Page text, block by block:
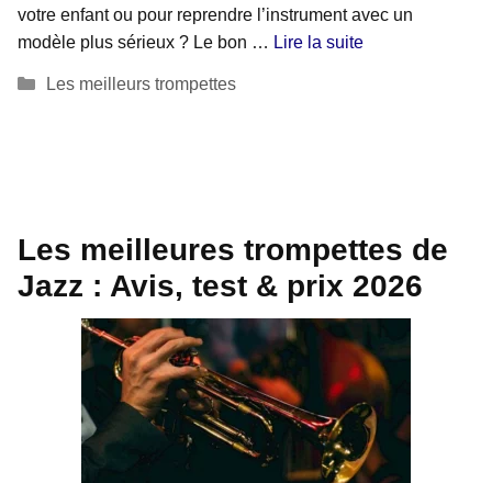
votre enfant ou pour reprendre l’instrument avec un
modèle plus sérieux ? Le bon … Lire la suite
Catégories
Les meilleurs trompettes
Les meilleures trompettes de
Jazz : Avis, test & prix 2026